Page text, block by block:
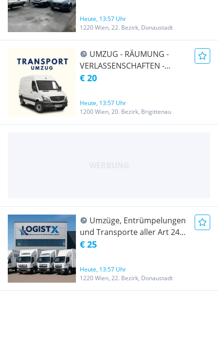
Heute, 13:57 Uhr
1220 Wien, 22. Bezirk, Donaustadt
UMZUG - RÄUMUNG -
VERLASSENSCHAFTEN -
TRANSPORT -
ÜBERSIEDLUNG WIEN &
UMGEBUNG AUCH Ö-weit
und EU-weit
€ 20
Heute, 13:57 Uhr
1200 Wien, 20. Bezirk, Brigittenau
Umzüge, Entrümpelungen
und Transporte aller Art 24/7
Erreichbar ! Ab 25 €/Std
€ 25
Heute, 13:57 Uhr
1220 Wien, 22. Bezirk, Donaustadt